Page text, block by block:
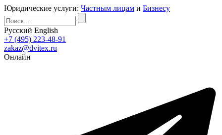
Юридические услуги: Частным лицам и Бизнесу
Русский English
+7 (495) 223-48-91
zakaz@dvitex.ru
Онлайн